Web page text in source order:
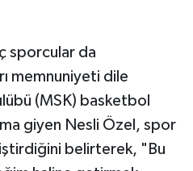
sporcular da
memnuniyeti dile
(MSK) basketbol
giyen Nesli Özel, spor
belirterek, "Bu